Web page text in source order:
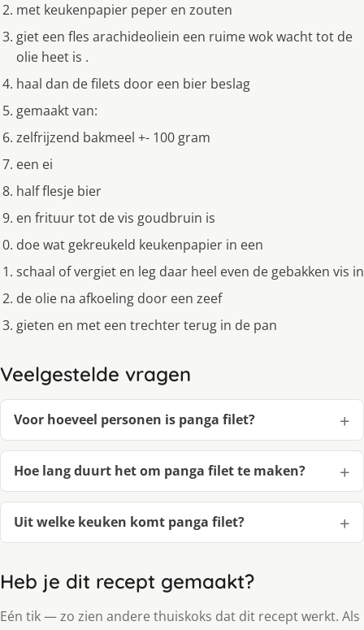
met keukenpapier peper en zouten
giet een fles arachideoliein een ruime wok wacht tot de
olie heet is .
haal dan de filets door een bier beslag
gemaakt van:
zelfrijzend bakmeel +- 100 gram
een ei
half flesje bier
en frituur tot de vis goudbruin is
doe wat gekreukeld keukenpapier in een
schaal of vergiet en leg daar heel even de gebakken vis in
de olie na afkoeling door een zeef
gieten en met een trechter terug in de pan
Veelgestelde vragen
Voor hoeveel personen is panga filet?
Hoe lang duurt het om panga filet te maken?
Uit welke keuken komt panga filet?
Heb je dit recept gemaakt?
Eén tik — zo zien andere thuiskoks dat dit recept werkt. Als